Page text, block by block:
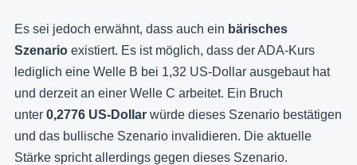
Es sei jedoch erwähnt, dass auch ein bärisches
Szenario existiert. Es ist möglich, dass der ADA-Kurs
lediglich eine Welle B bei 1,32 US-Dollar ausgebaut hat
und derzeit an einer Welle C arbeitet. Ein Bruch
unter 0,2776 US-Dollar würde dieses Szenario bestätigen
und das bullische Szenario invalidieren. Die aktuelle
Stärke spricht allerdings gegen dieses Szenario.